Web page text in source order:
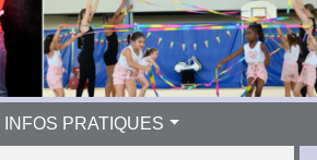
INFOS PRATIQUES